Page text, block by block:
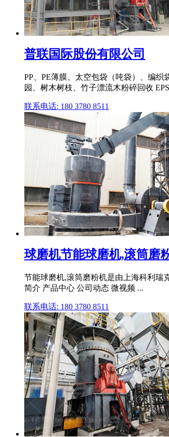
普联国际股份有限公司
PP、PE薄膜、太空包袋（吨袋）、编
园、树木树枝、竹子漂流木粉碎回收
联系电话: 180 3780 8511
球磨机节能球磨机,滚筒磨
节能球磨机,滚筒磨粉机是由上海科利瑞
简介 产品中心 公司动态 微视频 ...
联系电话: 180 3780 8511